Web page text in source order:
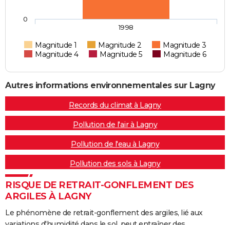
Magnitude 1 Magnitude 2
Magnitude 3
Magnitude 4
Magnitude 5 Magnitude 6
1998
0
Autres informations environnementales sur Lagny
Records du climat à Lagny
Pollution de l'air à Lagny
Pollution de l'eau à Lagny
Pollution des sols à Lagny
RISQUE DE RETRAIT-GONFLEMENT DES
ARGILES À LAGNY
Le phénomène de retrait-gonflement des argiles, lié aux